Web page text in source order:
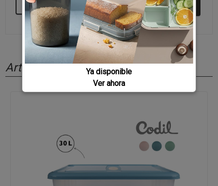
SEGUIR COMPRANDO
Artículos relacionados
Ya disponible
Ver ahora